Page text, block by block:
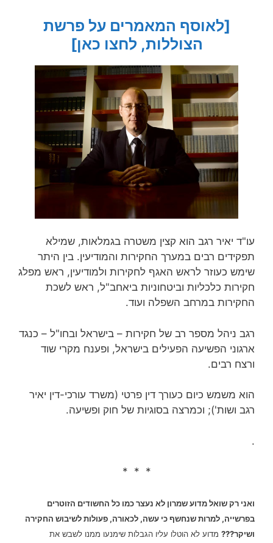
[לאוסף המאמרים על פרשת
הצוללות, לחצו כאן]
עו"ד יאיר רגב הוא קצין משטרה בגמלאות, שמילא
תפקידים רבים במערך החקירות והמודיעין. בין היתר
שימש כעוזר לראש האגף לחקירות ולמודיעין, ראש מפלג
חקירות כלכליות וביטחוניות ביאחב"ל, ראש לשכת
החקירות במרחב השפלה ועוד.
רגב ניהל מספר רב של חקירות – בישראל ובחו"ל – כנגד
ארגוני הפשיעה הפעילים בישראל, ופענח מקרי שוד
ורצח רבים.
הוא משמש כיום כעורך דין פרטי (משרד עורכי-דין‏ יאיר
רגב ושות'); וכמרצה בסוגיות של חוק ופשיעה.
.
* * *
ואני רק שואל מדוע שמרון לא נעצר כמו כל החשודים הזוטרים
בפרשייה, למרות שנחשף כי עשה, לכאורה, פעולות לשיבוש החקירה
ושיקר??? מדוע לא הוטלו עליו הגבלות שימנעו ממנו לשבש את